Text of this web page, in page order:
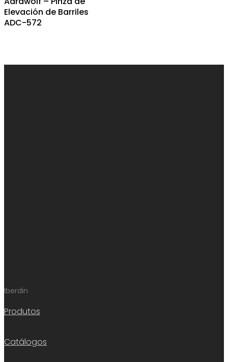
Elevación de Barriles
ADC-572
Iberdin
Produtos
Catálogos